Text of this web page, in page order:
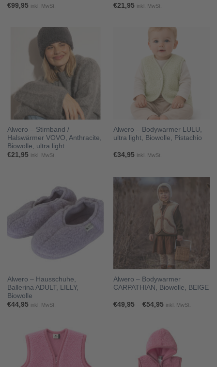
€99,95 inkl. MwSt.
€21,95 inkl. MwSt.
Alwero – Stirnband /
Halswärmer VOVO, Anthracite,
Biowolle, ultra light
€21,95 inkl. MwSt.
Alwero – Bodywarmer LULU,
ultra light, Biowolle, Pistachio
€34,95 inkl. MwSt.
Alwero – Hausschuhe,
Ballerina ADULT, LILLY,
Biowolle
€44,95 inkl. MwSt.
Alwero – Bodywarmer
CARPATHIAN, Biowolle, BEIGE
€49,95 – €54,95Preisspanne:
inkl. MwSt.